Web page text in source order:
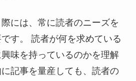
には、常に読者のニーズを
す。 読者が何を求めている
味を持っているのかを理解
記事を量産しても、読者の